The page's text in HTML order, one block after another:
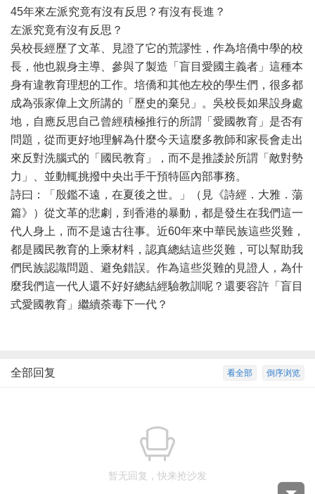
45年來左派究竟有沒有反思？有沒有長進？
左派究竟有沒有反思？
吳校長經歷了文革、見證了它的荒謬性，作為培僑中學的校
長，他也親身主導、參與了製造「盲目愛國主義者」這種本
身有違教育理想的工作。培僑和其他左校的學生們，很多都
成為張家偉上文所講的「歷史的棄兒」。吳校長如果設身處
地，自應反思自己曾經積極推行的所謂「愛國教育」是否有
問題，從而更好地理解為什麼今天這麼多教師和家長會走出
來反對洗腦式的「國民教育」，而不是推諉於所謂「敵對勢
力」、並動輒挑撥中央出手干預特區內部事務。
詩曰：「殷鑑不遠，在夏後之世。」（見《詩經．大雅．蕩
篇》）從文革的悲劇，到香港的暴動，都是發生在我們這一
代人身上，而不是遠古往事。近60年來中華民族這些災難，
都是國民教育的上乘材料，認真總結這些災難，可以幫助我
們民族認識問題、避免錯誤。作為這些災難的見證人，為什
麼我們這一代人還不好好總結經驗教訓呢？還要容許「盲目
式愛國教育」繼續荼毒下一代？
倒序浏览
看全部
全部回复
暂无回复，快来抢沙发